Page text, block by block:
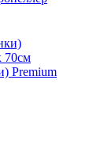
Premium